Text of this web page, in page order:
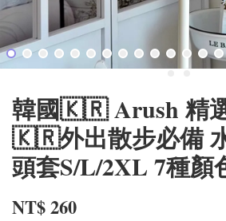
韓國🇰🇷 Arush 精
🇰🇷外出散步必備
頭套S/L/2XL 7種顏
NT$ 260